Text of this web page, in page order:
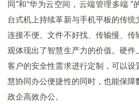
同”和“华为云空间，云端管理多端 ”
台式机上持续革新与手机平板的传统
连接不便、文件不好找、传输慢、传
观体现出了智慧生产力的价值。硬件
客户的安全性需求进行定制，可以设
慧协同办公便捷性的同时，也能保障
政企高效办公。